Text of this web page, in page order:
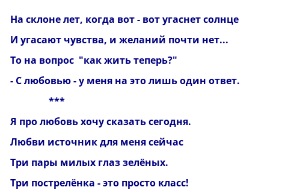
На склоне лет, когда вот - вот угаснет солнце
И угасают чувства, и желаний почти нет...
То на вопрос "как жить теперь?"
- С любовью - у меня на это лишь один ответ.
***
Я про любовь хочу сказать сегодня.
Любви источник для меня сейчас
Три пары милых глаз зелёных.
Три пострелёнка -это просто класс!